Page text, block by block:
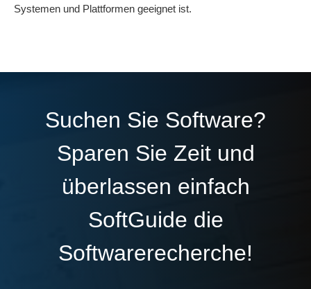
Systemen und Plattformen geeignet ist.
Suchen Sie Software?
Sparen Sie Zeit und
überlassen einfach
SoftGuide die
Softwarerecherche!